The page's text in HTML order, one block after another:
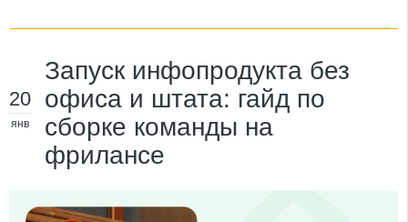
20
янв
Запуск инфопродукта без
офиса и штата: гайд по
сборке команды на
фрилансе